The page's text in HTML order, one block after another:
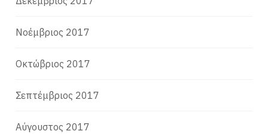
Νοέμβριος 2017
Οκτώβριος 2017
Σεπτέμβριος 2017
Αύγουστος 2017